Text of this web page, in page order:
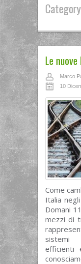
Le
Marco
10
Come
Italia
Domani
mezzi di
sistemi
efficienti